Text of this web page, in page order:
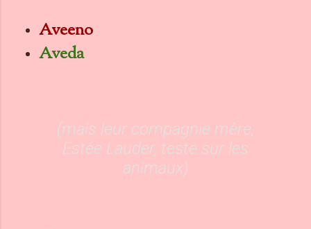
Aveeno
Aveda
(mais leur compagnie mère,
Estée Lauder, teste sur les
animaux)